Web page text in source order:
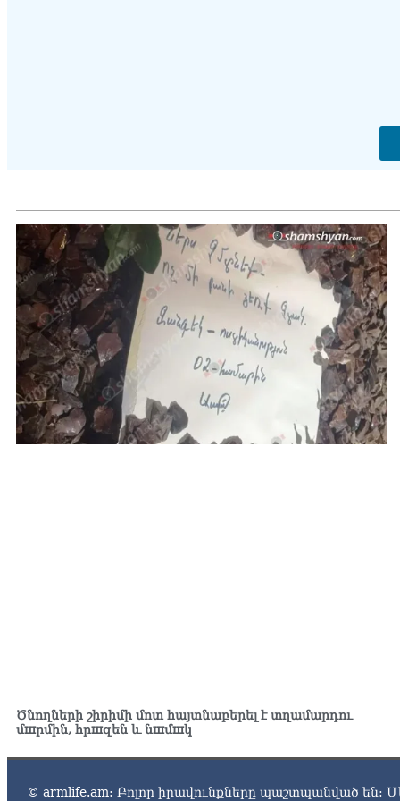
Ծնողների շիրիմի մոտ հայտնաբերել է տղամարդու
մшրմին, հրшզեն և նшմшկ
© armlife.am: Բոլոր իրավունքները պաշտպանված են: